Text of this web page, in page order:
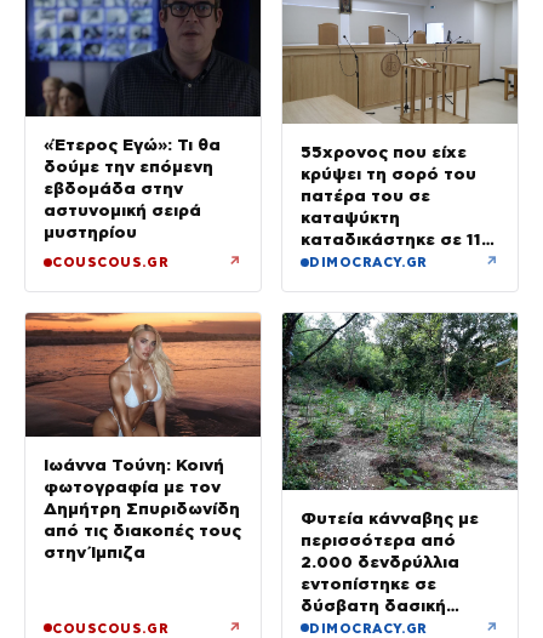
«Έτερος Εγώ»: Τι θα
δούμε την επόμενη
εβδομάδα στην
αστυνομική σειρά
μυστηρίου
COUSCOUS.GR ↗
55χρονος που είχε
κρύψει τη σορό του
πατέρα του σε
καταψύκτη
καταδικάστηκε σε 11
μήνες με αναστολή
DIMOCRACY.GR ↗
Ιωάννα Τούνη: Κοινή
φωτογραφία με τον
Δημήτρη Σπυριδωνίδη
από τις διακοπές τους
στην Ίμπιζα
COUSCOUS.GR ↗
Φυτεία κάνναβης με
περισσότερα από
2.000 δενδρύλλια
εντοπίστηκε σε
δύσβατη δασική
περιοχή στη Φθιώτιδα
DIMOCRACY.GR ↗